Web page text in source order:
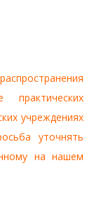
практических
учреждениях
уточнять
на нашем